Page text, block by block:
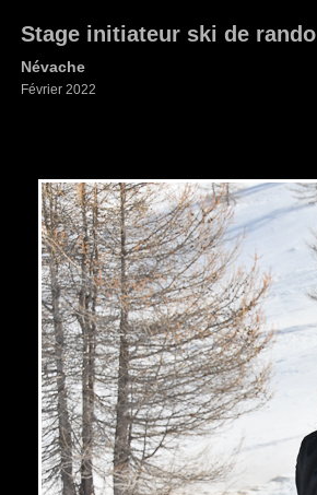
Stage initiateur ski de rando
Névache
Février 2022